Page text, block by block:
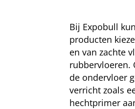
Bij Expobull
producten
en van zachte
rubbervloeren.
de ondervloer
verricht zoals
hechtprimer